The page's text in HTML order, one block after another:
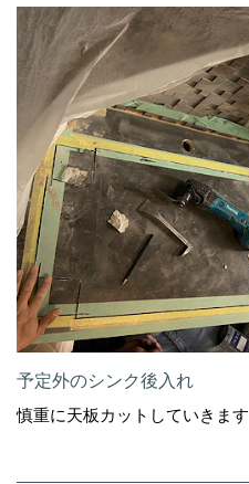
予定外のシンク後入れ
慎重に天板カットしていきます